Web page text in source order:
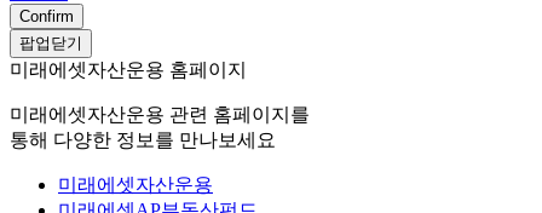
Confirm
팝업닫기
미래에셋자산운용 홈페이지
미래에셋자산운용 관련 홈페이지를
통해 다양한 정보를 만나보세요
미래에셋자산운용